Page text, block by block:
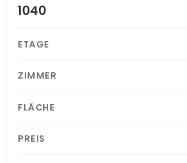
1040